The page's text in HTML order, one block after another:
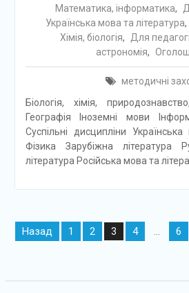
Математика, інформатика,
Українська мова та література,
Хімія, біологія,
Для
астрономія,
методичні
Біологія, хімія,
Географія Іноземні мови
Суспільні дисципліни
Фізика Зарубіжна література
література Російська мова та
Навігація
записів
Назад 1 2 3 4 6